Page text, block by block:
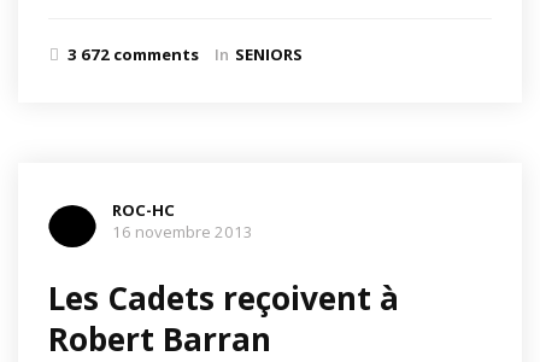
3 672 comments In SENIORS
ROC-HC
16 novembre 2013
Les Cadets reçoivent à
Robert Barran